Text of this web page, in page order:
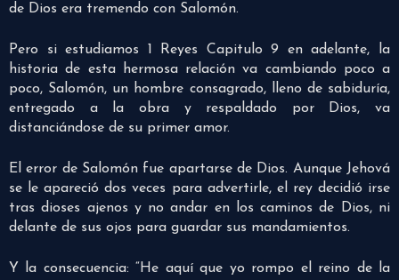
de Dios era tremendo con Salomón.
Pero si estudiamos 1 Reyes Capitulo 9 en adelante, la
historia de esta hermosa relación va cambiando poco a
poco, Salomón, un hombre consagrado, lleno de sabiduría,
entregado a la obra y respaldado por Dios, va
distanciándose de su primer amor.
El error de Salomón fue apartarse de Dios. Aunque Jehová
se le apareció dos veces para advertirle, el rey decidió irse
tras dioses ajenos y no andar en los caminos de Dios, ni
delante de sus ojos para guardar sus mandamientos.
Y la consecuencia: “He aquí que yo rompo el reino de la